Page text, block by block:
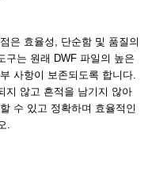
은 효율성, 단순함 및 품질의
구는 원래 DWF 파일의 높은
사항이 보존되도록 합니다.
지 않고 흔적을 남기지 않아
수 있고 정확하며 효율적인
.